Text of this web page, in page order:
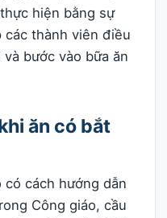
hiện bằng sự
thành viên điều
bước vào bữa ăn
ăn có bắt
cách hướng dẫn
Công giáo, cầu